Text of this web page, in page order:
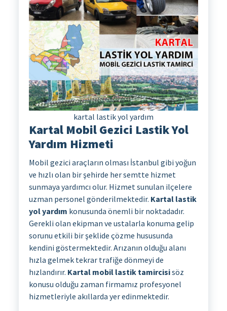
kartal lastik yol yardım
Kartal Mobil Gezici Lastik Yol
Yardım Hizmeti
Mobil gezici araçların olması İstanbul gibi yoğun
ve hızlı olan bir şehirde her semtte hizmet
sunmaya yardımcı olur. Hizmet sunulan ilçelere
uzman personel gönderilmektedir. Kartal lastik
yol yardım konusunda önemli bir noktadadır.
Gerekli olan ekipman ve ustalarla konuma gelip
sorunu etkili bir şeklide çözme hususunda
kendini göstermektedir. Arızanın olduğu alanı
hızla gelmek tekrar trafiğe dönmeyi de
hızlandırır. Kartal mobil lastik tamircisisöz
konusu olduğu zaman firmamız profesyonel
hizmetleriyle akıllarda yer edinmektedir.